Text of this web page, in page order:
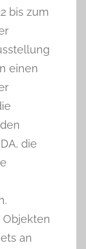
bis zum
einen
die
an